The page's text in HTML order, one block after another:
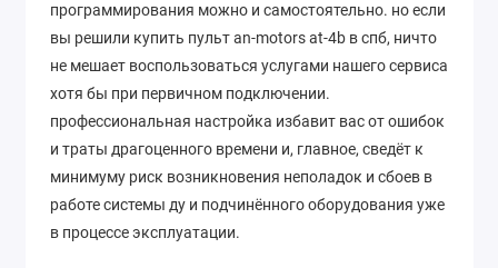
программирования можно и самостоятельно. но если
вы решили купить пульт an-motors at-4b в спб, ничто
не мешает воспользоваться услугами нашего сервиса
хотя бы при первичном подключении.
профессиональная настройка избавит вас от ошибок
и траты драгоценного времени и, главное, сведёт к
минимуму риск возникновения неполадок и сбоев в
работе системы ду и подчинённого оборудования уже
в процессе эксплуатации.